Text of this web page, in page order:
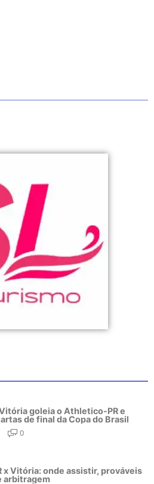
goleia o Athletico-PR e
de final da Copa do Brasil
0
x Vitória: onde assistir, prováveis
arbitragem